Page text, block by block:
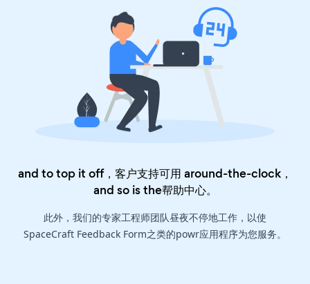
and to top it off，客户支持可用 around-the-clock，
and so is the帮助中心。
此外，我们的专家工程师团队昼夜不停地工作，以使
SpaceCraft Feedback Form之类的powr应用程序为您服务。